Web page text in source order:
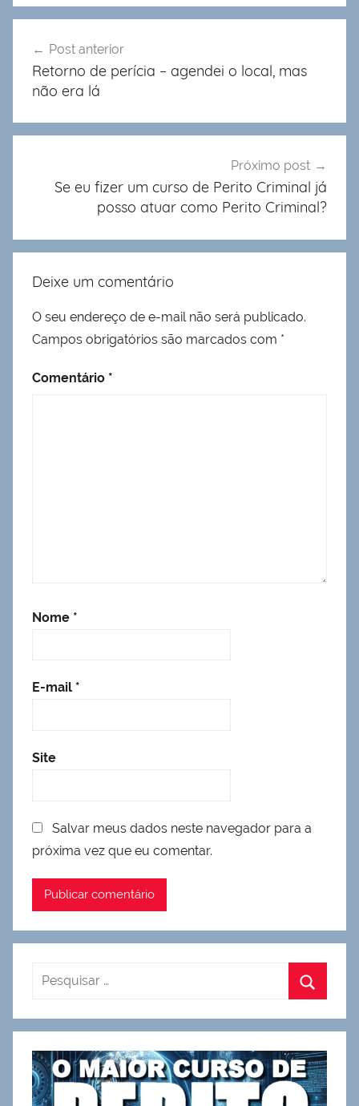
de
Post
Post anterior
Retorno de perícia – agendei o local, mas
não era lá
Próximo post
Se eu fizer um curso de Perito Criminal já
posso atuar como Perito Criminal?
Deixe um comentário
O seu endereço de e-mail não será publicado.
Campos obrigatórios são marcados com *
Comentário *
Nome *
E-mail *
Site
Salvar meus dados neste navegador para a
próxima vez que eu comentar.